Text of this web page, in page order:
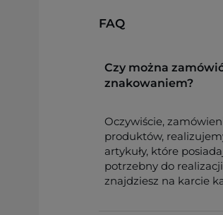
FAQ
Czy można
znakowaniem?
Oczywiście,
produktów,
artykuły, które
potrzebny do
znajdziesz na karcie